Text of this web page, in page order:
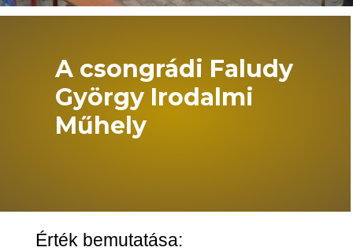
A csongrádi Faludy
György Irodalmi
Műhely
Érték bemutatása: